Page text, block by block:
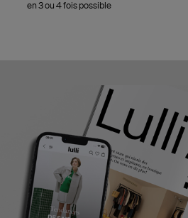
en 3 ou 4 fois possible